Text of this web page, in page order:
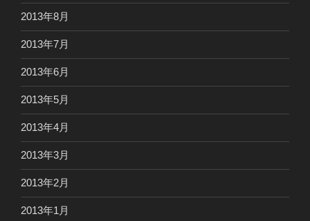
2013年8月
2013年7月
2013年6月
2013年5月
2013年4月
2013年3月
2013年2月
2013年1月